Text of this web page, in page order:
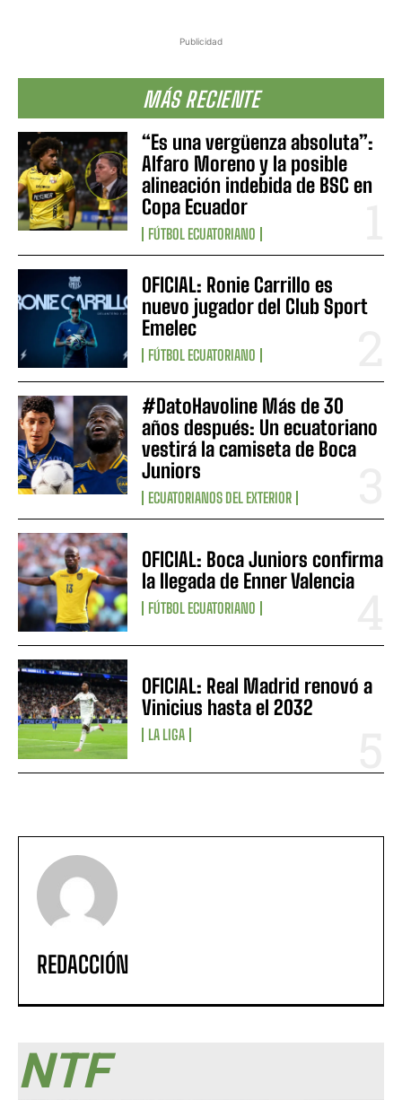
Publicidad
MÁS RECIENTE
“Es una vergüenza absoluta”:
Alfaro Moreno y la posible
alineación indebida de BSC en
Copa Ecuador
FÚTBOL ECUATORIANO
OFICIAL: Ronie Carrillo es
nuevo jugador del Club Sport
Emelec
FÚTBOL ECUATORIANO
#DatoHavoline Más de 30
años después: Un ecuatoriano
vestirá la camiseta de Boca
Juniors
ECUATORIANOS DEL EXTERIOR
OFICIAL: Boca Juniors confirma
la llegada de Enner Valencia
FÚTBOL ECUATORIANO
OFICIAL: Real Madrid renovó a
Vinicius hasta el 2032
LA LIGA
REDACCIÓN
NTF